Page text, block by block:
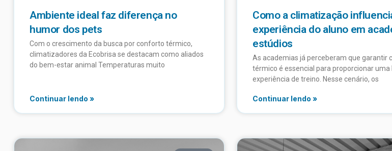
Ambiente ideal faz diferença no
humor dos pets
Com o crescimento da busca por conforto térmico,
climatizadores da Ecobrisa se destacam como aliados
do bem-estar animal Temperaturas muito
Continuar lendo »
Como a climatização
experiência do aluno em
estúdios
As academias já perceberam que garantir
térmico é essencial para proporcionar uma
experiência de treino. Nesse cenário, os
Continuar lendo »